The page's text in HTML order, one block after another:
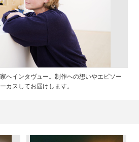
へインタヴュー。制作への想いやエピソー
カスしてお届けします。